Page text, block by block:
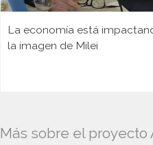
La economía está
la imagen de Milei
Más sobre el proyecto